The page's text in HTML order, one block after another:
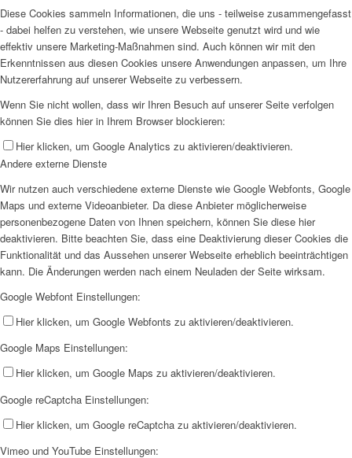
Diese Cookies sammeln Informationen, die uns - teilweise zusammengefasst
- dabei helfen zu verstehen, wie unsere Webseite genutzt wird und wie
effektiv unsere Marketing-Maßnahmen sind. Auch können wir mit den
Erkenntnissen aus diesen Cookies unsere Anwendungen anpassen, um Ihre
Nutzererfahrung auf unserer Webseite zu verbessern.
Wenn Sie nicht wollen, dass wir Ihren Besuch auf unserer Seite verfolgen
können Sie dies hier in Ihrem Browser blockieren:
Hier klicken, um Google Analytics zu aktivieren/deaktivieren.
Andere externe Dienste
Wir nutzen auch verschiedene externe Dienste wie Google Webfonts, Google
Maps und externe Videoanbieter. Da diese Anbieter möglicherweise
personenbezogene Daten von Ihnen speichern, können Sie diese hier
deaktivieren. Bitte beachten Sie, dass eine Deaktivierung dieser Cookies die
Funktionalität und das Aussehen unserer Webseite erheblich beeinträchtigen
kann. Die Änderungen werden nach einem Neuladen der Seite wirksam.
Google Webfont Einstellungen:
Hier klicken, um Google Webfonts zu aktivieren/deaktivieren.
Google Maps Einstellungen:
Hier klicken, um Google Maps zu aktivieren/deaktivieren.
Google reCaptcha Einstellungen:
Hier klicken, um Google reCaptcha zu aktivieren/deaktivieren.
Vimeo und YouTube Einstellungen: